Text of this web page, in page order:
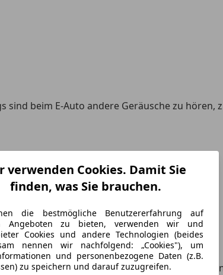
verwenden Cookies. Damit Sie
finden, was Sie brauchen.
die bestmögliche Benutzererfahrung auf
Angeboten zu bieten, verwenden wir und
Cookies und andere Technologien (beides
nennen wir nachfolgend: „Cookies"), um
und personenbezogene Daten (z.B.
zu speichern und darauf zuzugreifen.
beim E-Auto andere Geräusche zu
sich das Bremsen sanfter und gleichmäßiger